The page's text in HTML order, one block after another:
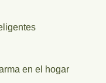
en el hogar